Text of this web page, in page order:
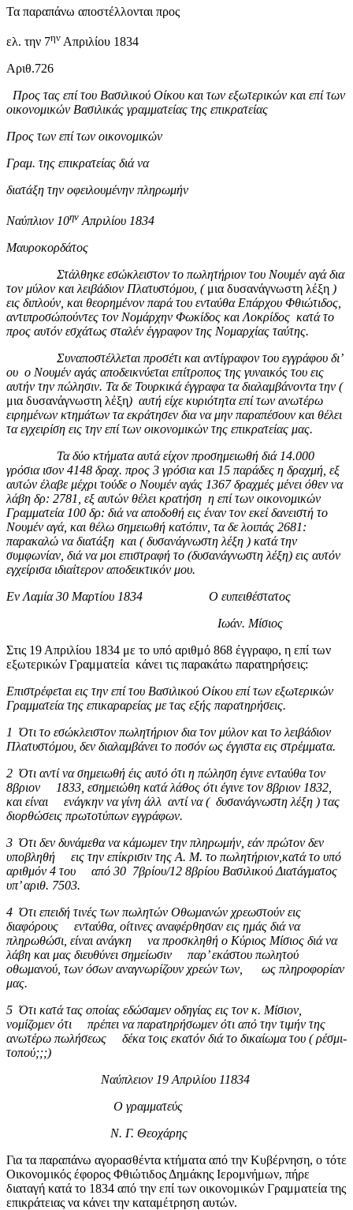
Τα παραπάνω αποστέλλονται προς
ελ. την 7ην Απριλίου 1834
Αριθ.726
Προς τας επί του Βασιλικού Οίκου και των εξωτερικών και επί των
οικονομικών Βασιλικάς γραμματείας της επικρατείας
Προς των επί των οικονομικών
Γραμ. της επικρατείας διά να
διατάξη την οφειλουμένην πληρωμήν
Ναύπλιον 10ην Απριλίου 1834
Μαυροκορδάτος
Στάλθηκε εσώκλειστον το πωλητήριον του Νουμέν αγά δια
τον μύλον και λειβάδιον Πλατυστόμου, ( μια δυσανάγνωστη λέξη )
εις διπλούν, και θεορημένον παρά του ενταύθα Επάρχου Φθιώτιδος,
αντιπροσώπούντες τον Νομάρχην Φωκίδος και Λοκρίδος κατά το
προς αυτόν εσχάτως σταλέν έγγραφον της Νομαρχίας ταύτης.
Συναποστέλλεται προσέτι και αντίγραφον του εγγράφου δι’
ου ο Νουμέν αγάς αποδεικνύεται επίτροπος της γυναικός του εις
αυτήν την πώλησιν. Τα δε Τουρκικά έγγραφα τα διαλαμβάνοντα την (
μια δυσανάγνωστη λέξη) αυτή είχε κυριότητα επί των ανωτέρω
ειρημένων κτημάτων τα εκράτησεν δια να μην παραπέσουν και θέλει
τα εγχειρίση εις την επί των οικονομικών της επικρατείας μας.
Τα δύο κτήματα αυτά είχον προσημειωθή διά 14.000
γρόσια ισον 4148 δραχ. προς 3 γρόσια και 15 παράδες η δραχμή, εξ
αυτών έλαβε μέχρι τούδε ο Νουμέν αγάς 1367 δραχμές μένει όθεν να
λάβη δρ: 2781, εξ αυτών θέλει κρατήση η επί των οικονομικών
Γραμματεία 100 δρ: διά να αποδοθή εις έναν τον εκεί δανειστή το
Νουμέν αγά, και θέλω σημειωθή κατόπιν, τα δε λοιπάς 2681:
παρακαλώ να διατάξη και ( δυσανάγνωστη λέξη ) κατά την
συμφωνίαν, διά να μοι επιστραφή το (δυσανάγνωστη λέξη) εις αυτόν
εγχείρισα ιδιαίτερον αποδεικτικόν μου.
Εν Λαμία 30 Μαρτίου 1834 Ο ευπειθέστατος
Ιωάν. Μίσιος
Στις 19 Απριλίου 1834 με το υπό αριθμό 868 έγγραφο, η επί των
εξωτερικών Γραμματεία κάνει τις παρακάτω παρατηρήσεις:
Επιστρέφεται εις την επί του Βασιλικού Οίκου επί των εξωτερικών
Γραμματεία της επικαραρείας με τας εξής παρατηρήσεις.
1 Ότι το εσώκλειστον πωλητήριον δια τον μύλον και το λειβάδιον
Πλατυστόμου, δεν διαλαμβάνει το ποσόν ως έγγιστα εις στρέμματα.
2 Ότι αντί να σημειωθή έις αυτό ότι η πώληση έγινε ενταύθα τον
8βριον 1833, εσημειώθη κατά λάθος ότι έγινε τον 8βριον 1832,
και είναι ενάγκην να γίνη άλλ αντί να ( δυσανάγνωστη λέξη ) τας
διορθώσεις πρωτοτύπων εγγράφων.
3 Ότι δεν δυνάμεθα να κάμωμεν την πληρωμήν, εάν πρώτον δεν
υποβληθή εις την επίκρισιν της Α. Μ. το πωλητήριον,κατά το υπό
αριθμόν 4 του από 30 7βρίου/12 8βρίου Βασιλικού Διατάγματος
υπ’ αριθ. 7503.
4 Ότι επειδή τινές των πωλητών Οθωμανών χρεωστούν εις
διαφόρους ενταύθα, οίτινες αναφέρθησαν εις ημάς διά να
πληρωθώσι, είναι ανάγκη να προσκληθή ο Κύριος Μίσιος διά να
λάβη και μας διευθύνει σημείωσιν παρ’ εκάστου πωλητού
οθωμανού, των όσων αναγνωρίζουν χρεών των, ως πληροφορίαν
μας.
5 Ότι κατά τας οποίας εδώσαμεν οδηγίας εις τον κ. Μίσιον,
νομίζομεν ότι πρέπει να παρατηρήσωμεν ότι από την τιμήν της
ανωτέρω πωλήσεως δέκα τοις εκατόν διά το δικαίωμα του ( ρέσμι-
τοπού;;;)
Ναύπλειον 19 Απριλίου 11834
Ο γραμματεύς
Ν. Γ. Θεοχάρης
Για τα παραπάνω αγορασθέντα κτήματα από την Κυβέρνηση, ο τότε
Οικονομικός έφορος Φθιώτιδος Δημάκης Ιερομνήμων, πήρε
διαταγή κατά το 1834 από την επί των οικονομικών Γραμματεία της
επικράτειας να κάνει την καταμέτρηση αυτών.